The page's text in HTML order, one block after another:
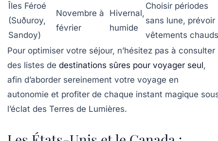
Îles Féroé
(Suðuroy,
Sandoy)
Novembre à
février
Hivernal,
humide
Choisir périodes
sans lune, prévoir
vêtements chauds
Pour optimiser votre séjour, n’hésitez pas à consulter
des listes de destinations sûres pour voyager seul,
afin d’aborder sereinement votre voyage en
autonomie et profiter de chaque instant magique
l’éclat des Terres de Lumières.